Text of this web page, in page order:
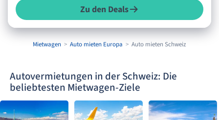
Zu den Deals
Mietwagen Auto mieten Europa Auto mieten Schweiz
Autovermietungen in der Schweiz: Die
beliebtesten Mietwagen-Ziele